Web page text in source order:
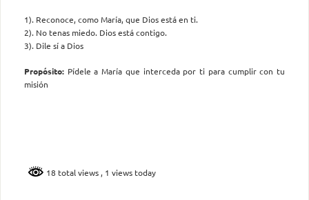
1). Reconoce, como María, que Dios está en ti.
2). No tenas miedo. Dios está contigo.
3). Dile sí a Dios
Propósito: Pídele a María que interceda por ti para cumplir con tu
misión
18 total views , 1 views today